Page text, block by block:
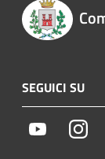
SEGUICI SU
Youtube